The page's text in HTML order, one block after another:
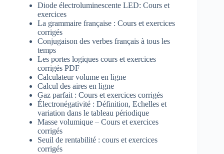
Diode électroluminescente LED: Cours et
exercices
La grammaire française : Cours et exercices
corrigés
Conjugaison des verbes français à tous les
temps
Les portes logiques cours et exercices
corrigés PDF
Calculateur volume en ligne
Calcul des aires en ligne
Gaz parfait : Cours et exercices corrigés
Électronégativité : Définition, Echelles et
variation dans le tableau périodique
Masse volumique – Cours et exercices
corrigés
Seuil de rentabilité : cours et exercices
corrigés